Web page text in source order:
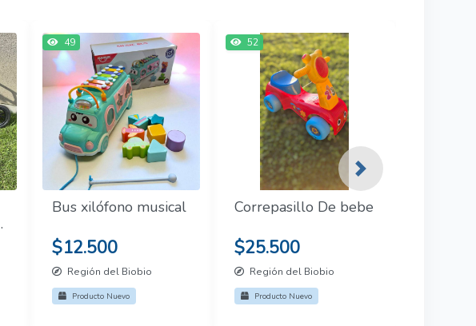
49
Bus xilófono musical
$12.500
Región del Biobio
Producto Nuevo
52
Correpasillo De bebe
$25.500
Región del Biobio
Producto Nuevo
Next